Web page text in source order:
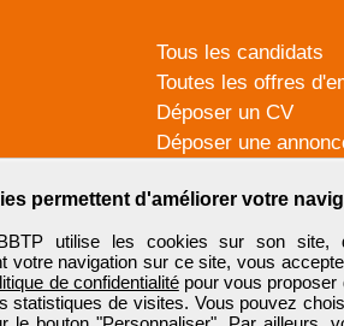
permettent d'améliorer votre
utilise les cookies sur son site,
votre navigation sur ce site, vous
de confidentialitépour vous proposer
statistiques de visites. Vous pouvez
Tous les candidats
Toutes les offres
Déposer un CV
Déposer une